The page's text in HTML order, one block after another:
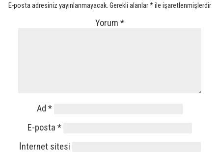
E-posta adresiniz yayınlanmayacak. Gerekli alanlar*ile işaretlenmişlerdir
Yorum*
Ad*
E-posta*
İnternet sitesi